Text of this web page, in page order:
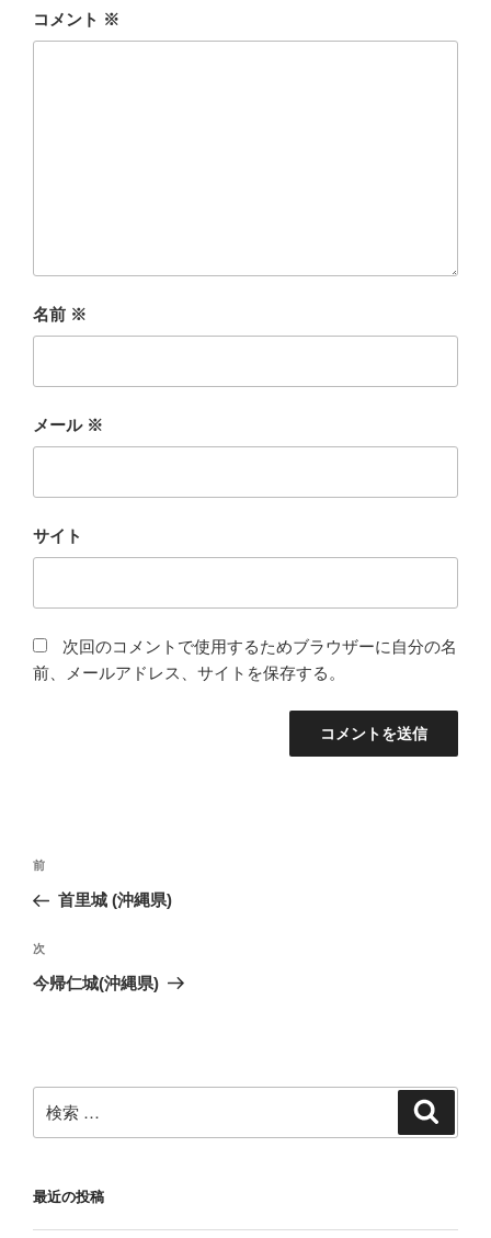
コメント ※
名前 ※
メール ※
サイト
次回のコメントで使用するためブラウザーに自分の名
前、メールアドレス、サイトを保存する。
投
ナ
ビ
ゲ
ン
過
去
投
稿
前
首里城 (沖縄県)
次
の
次
今帰仁城(沖縄県)
索:
最近の投稿